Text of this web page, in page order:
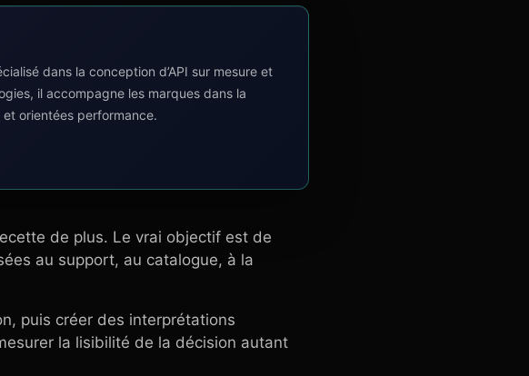
dans la conception d’API sur mesure et
il accompagne les marques dans la
orientées performance.
de plus. Le vrai objectif est de
au support, au catalogue, à la
puis créer des interprétations
la lisibilité de la décision autant